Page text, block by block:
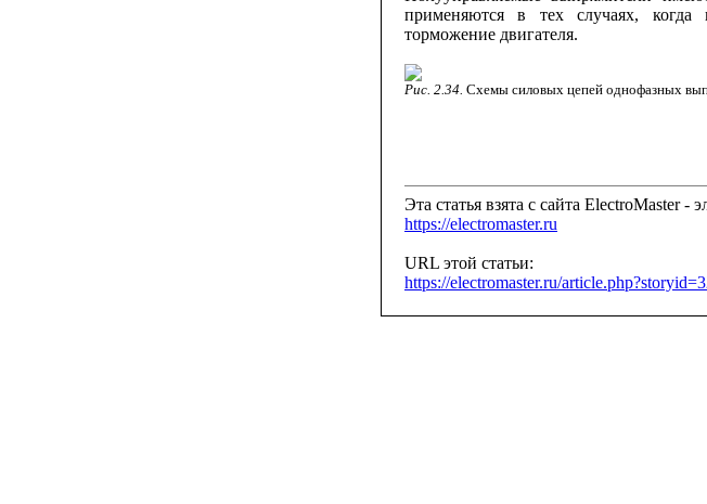
применяются в тех случаях, когда
торможение двигателя.
Рис. 2.34. Схемы силовых цепей однофазных
Эта статья взята с сайта ElectroMaster -
https://electromaster.ru
URL этой статьи:
https://electromaster.ru/